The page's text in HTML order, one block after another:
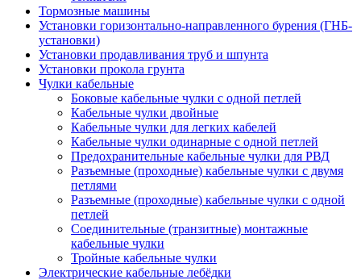
Тормозные машины
Установки горизонтально-направленного бурения (ГНБ-
установки)
Установки продавливания труб и шпунта
Установки прокола грунта
Чулки кабельные
Боковые кабельные чулки с одной петлей
Кабельные чулки двойные
Кабельные чулки для легких кабелей
Кабельные чулки одинарные с одной петлей
Предохранительные кабельные чулки для РВД
Разъемные (проходные) кабельные чулки с двумя
петлями
Разъемные (проходные) кабельные чулки с одной
петлей
Соединительные (транзитные) монтажные
кабельные чулки
Тройные кабельные чулки
Электрические кабельные лебёдки